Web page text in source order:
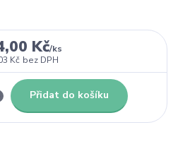
Kč/ks
Kč bez DPH
Přidat do košíku